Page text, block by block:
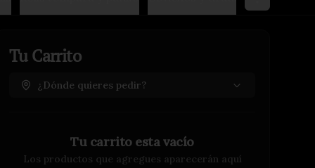
Tu Carrito
¿Dónde quieres pedir?
Tu carrito esta vacío
Los productos que agregues aparecerán aquí